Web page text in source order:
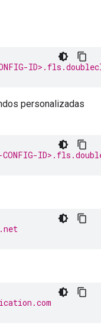
personalizadas
CONFIG-